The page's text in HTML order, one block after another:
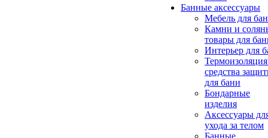
Банные аксессуары
Мебель для
Камни и
товары для
Интерьер для
средства
для бани
Бондарные
изделия
Аксеcсуары
ухода за телом
Банные